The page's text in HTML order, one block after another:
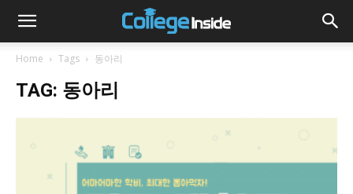
Home Tags 동아리
TAG: 동아리